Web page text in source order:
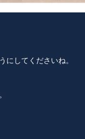
にしてくださいね。